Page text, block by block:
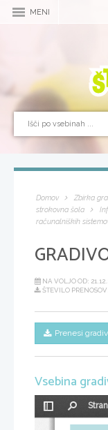
MENI
Domov Zbirka
strokovna šola
računalniških
NA VOLJO OD:
ŠTEVILO
Prenesi
Vsebina
Preklopi
stransko